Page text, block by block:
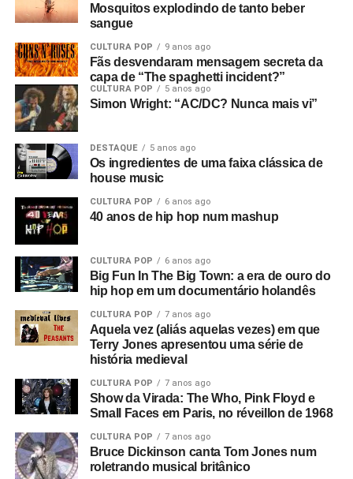
Mosquitos explodindo de tanto beber
sangue
CULTURA POP 9 anos ago
Fãs desvendaram mensagem secreta da
capa de “The spaghetti incident?”
CULTURA POP 5 anos ago
Simon Wright: “AC/DC? Nunca mais vi”
DESTAQUE 5 anos ago
Os ingredientes de uma faixa clássica de
house music
CULTURA POP 6 anos ago
40 anos de hip hop num mashup
CULTURA POP 6 anos ago
Big Fun In The Big Town: a era de ouro do
hip hop em um documentário holandês
CULTURA POP 7 anos ago
Aquela vez (aliás aquelas vezes) em que
Terry Jones apresentou uma série de
história medieval
CULTURA POP 7 anos ago
Show da Virada: The Who, Pink Floyd e
Small Faces em Paris, no réveillon de 1968
CULTURA POP 7 anos ago
Bruce Dickinson canta Tom Jones num
roletrando musical britânico